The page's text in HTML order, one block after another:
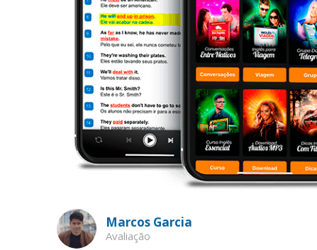
Marcos Garcia
Avaliação